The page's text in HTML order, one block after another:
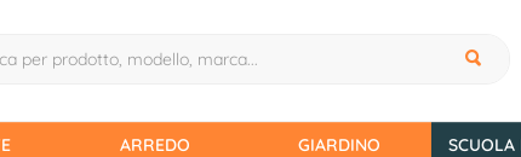
ARREDO GIARDINO SCUOLA